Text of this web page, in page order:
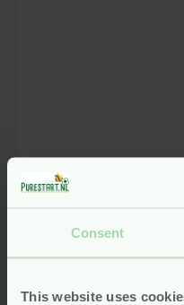
Consent
This website uses
Lotion 150 ml